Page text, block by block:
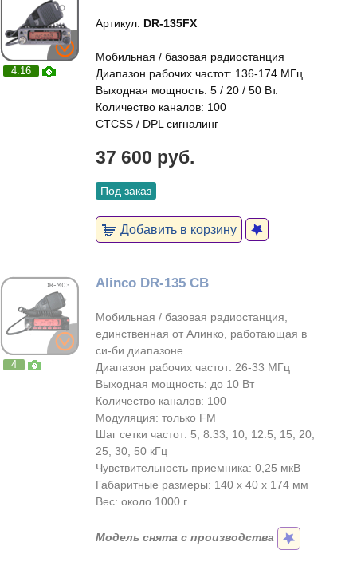
4.16
Артикул: DR-135FX
Мобильная / базовая радиостанция
Диапазон рабочих частот: 136-174 МГц.
Выходная мощность: 5 / 20 / 50 Вт.
Количество каналов: 100
CTCSS / DPL сигналинг
37 600 руб.
Под заказ
Добавить в корзину
4
Alinco DR-135 CB
Мобильная / базовая радиостанция,
единственная от Алинко, работающая в
си-би диапазоне
Диапазон рабочих частот: 26-33 МГц
Выходная мощность: до 10 Вт
Количество каналов: 100
Модуляция: только FM
Шаг сетки частот: 5, 8.33, 10, 12.5, 15, 20,
25, 30, 50 кГц
Чувствительность приемника: 0,25 мкВ
Габаритные размеры: 140 x 40 x 174 мм
Вес: около 1000 г
Модель снята с производства